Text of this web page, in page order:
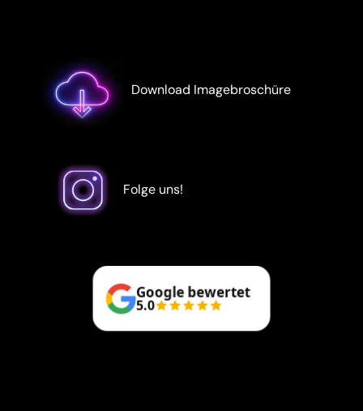
Download Imagebroschüre
Folge uns!
Google bewertet
5.0